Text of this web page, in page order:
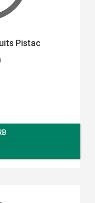
Pistac